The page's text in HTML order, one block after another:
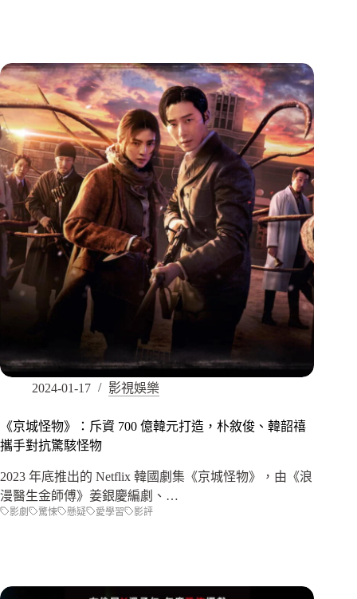
2024-01-17 影視娛樂
《京城怪物》：斥資 700 億韓元打造，朴敘俊、韓韶禧
攜手對抗驚駭怪物
2023 年底推出的 Netflix 韓國劇集《京城怪物》，由《浪
漫醫生金師傅》姜銀慶編劇、…
影劇 驚悚 懸疑 愛學習 影評